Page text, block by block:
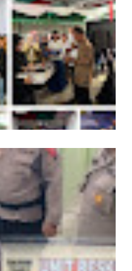
Prabowo Cabut
Batu
I/BB Berbagi
Asuhan Kasih